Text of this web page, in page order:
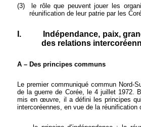
(3)
le rôle que peuvent jouer les
réunification de leur patrie par les
I.
Indépendance, paix,
des relations
A – Des principes communs
Le premier communiqué commun
de la guerre de Corée, le 4 juillet 1972.
mis en œuvre, il a défini les principes
intercoréennes, en vue de la réunification